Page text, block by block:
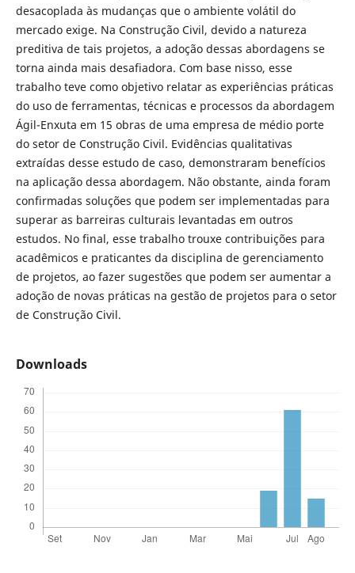
desacoplada às mudanças que o ambiente volátil do
mercado exige. Na Construção Civil, devido a natureza
preditiva de tais projetos, a adoção dessas abordagens se
torna ainda mais desafiadora. Com base nisso, esse
trabalho teve como objetivo relatar as experiências práticas
do uso de ferramentas, técnicas e processos da abordagem
Ágil-Enxuta em 15 obras de uma empresa de médio porte
do setor de Construção Civil. Evidências qualitativas
extraídas desse estudo de caso, demonstraram benefícios
na aplicação dessa abordagem. Não obstante, ainda foram
confirmadas soluções que podem ser implementadas para
superar as barreiras culturais levantadas em outros
estudos. No final, esse trabalho trouxe contribuições para
acadêmicos e praticantes da disciplina de gerenciamento
de projetos, ao fazer sugestões que podem ser aumentar a
adoção de novas práticas na gestão de projetos para o setor
de Construção Civil.
Downloads